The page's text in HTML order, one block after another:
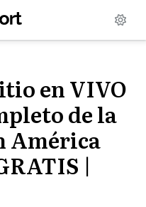
en VIVO
de la
América
|